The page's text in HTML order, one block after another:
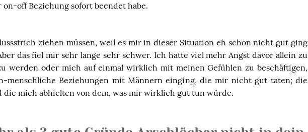
on-off Beziehung sofort beendet habe.
ziehen müssen, weil es mir in dieser Situation eh schon nicht gut ging
das fiel mir sehr lange sehr schwer. Ich hatte viel mehr Angst davor allein zu
werden oder mich auf einmal wirklich mit meinen Gefühlen zu beschäftigen,
menschliche Beziehungen mit Männern einging, die mir nicht gut taten; die
mich abhielten von dem, was mir wirklich gut tun würde.